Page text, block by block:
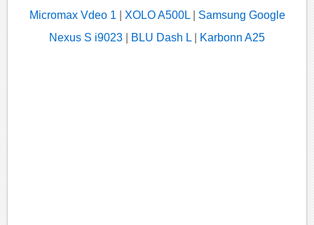
Micromax Vdeo 1
XOLO A500L| Samsung Google
Nexus S i9023
BLU Dash L Karbonn A25